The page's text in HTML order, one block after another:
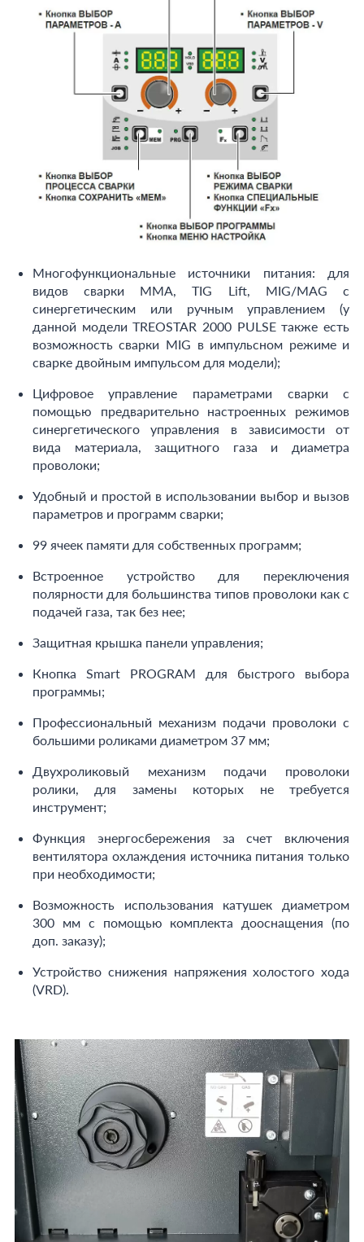
Многофункциональные источники питания: для
видов сварки ММА, TIG Lift, MIG/MAG с
синергетическим или ручным управлением (у
данной модели TREOSTAR 2000 PULSE также есть
возможность сварки MIG в импульсном режиме и
сварке двойным импульсом для модели);
Цифровое управление параметрами сварки с
помощью предварительно настроенных режимов
синергетического управления в зависимости от
вида материала, защитного газа и диаметра
проволоки;
Удобный и простой в использовании выбор и вызов
параметров и программ сварки;
99 ячеек памяти для собственных программ;
Встроенное устройство для переключения
полярности для большинства типов проволоки как с
подачей газа, так без нее;
Защитная крышка панели управления;
Кнопка Smart PROGRAM для быстрого выбора
программы;
Профессиональный механизм подачи проволоки с
большими роликами диаметром 37 мм;
Двухроликовый механизм подачи проволоки
ролики, для замены которых не требуется
инструмент;
Функция энергосбережения за счет включения
вентилятора охлаждения источника питания только
при необходимости;
Возможность использования катушек диаметром
300 мм с помощью комплекта дооснащения (по
доп. заказу);
Устройство снижения напряжения холостого хода
(VRD).